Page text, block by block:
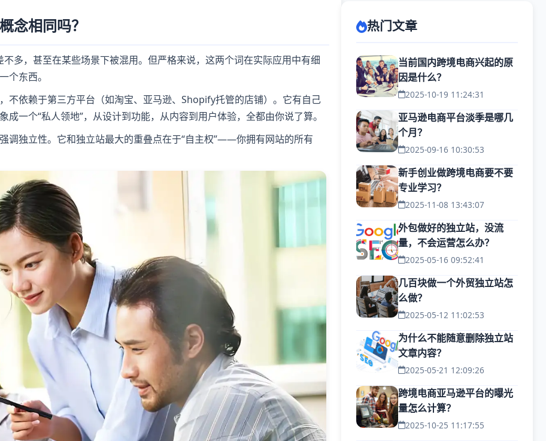
念相同吗？
多，甚至在某些场景下被混用。但严格来说，这两个词在实际应用中有细
个东西。
不依赖于第三方平台（如淘宝、亚马逊、Shopify托管的店铺）。它有自己
一个“私人领地”，从设计到功能，从内容到用户体验，全都由你说了算。
调独立性。它和独立站最大的重叠点在于“自主权”——你拥有网站的所有
热门文章
当前国内跨境电商兴起的原
因是什么？
2025-10-19 11:24:31
亚马逊电商平台淡季是哪几
个月？
2025-09-16 10:30:53
新手创业做跨境电商要不要
专业学习？
2025-11-08 13:43:07
外包做好的独立站，没流
量，不会运营怎么办？
2025-05-16 09:52:41
几百块做一个外贸独立站怎
么做？
2025-05-12 11:02:53
为什么不能随意删除独立站
文章内容？
2025-05-21 12:09:26
跨境电商亚马逊平台的曝光
量怎么计算？
2025-10-25 11:17:55